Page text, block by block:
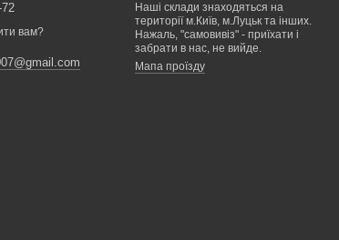
вам?
Наші склади знаходяться на
території м.Київ, м.Луцьк та інших.
Нажаль, "самовивіз" - приїхати і
забрати в нас, не вийде.
Мапа проїзду